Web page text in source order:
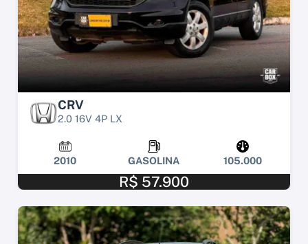
CRV
2.0 16V 4P LX
2010 GASOLINA 105.000
R$ 57.900